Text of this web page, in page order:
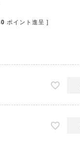
ポイント進呈 ]